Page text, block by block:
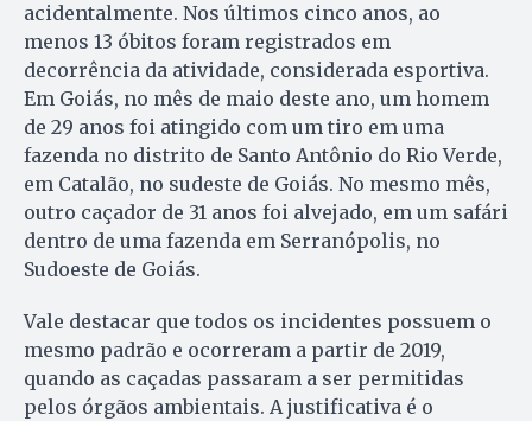
acidentalmente. Nos últimos cinco anos, ao
menos 13 óbitos foram registrados em
decorrência da atividade, considerada esportiva.
Em Goiás, no mês de maio deste ano, um homem
de 29 anos foi atingido com um tiro em uma
fazenda no distrito de Santo Antônio do Rio Verde,
em Catalão, no sudeste de Goiás. No mesmo mês,
outro caçador de 31 anos foi alvejado, em um safári
dentro de uma fazenda em Serranópolis, no
Sudoeste de Goiás.
Vale destacar que todos os incidentes possuem o
mesmo padrão e ocorreram a partir de 2019,
quando as caçadas passaram a ser permitidas
pelos órgãos ambientais. A justificativa é o